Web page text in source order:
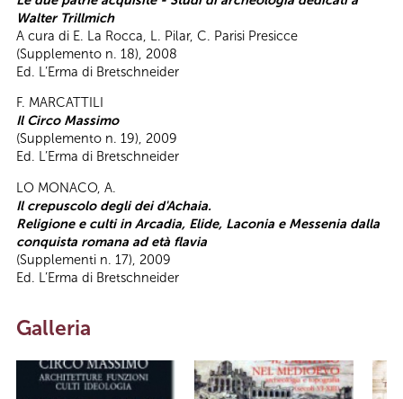
Walter Trillmich
A cura di E. La Rocca, L. Pilar, C. Parisi Presicce
(Supplemento n. 18), 2008
Ed. L’Erma di Bretschneider
F. MARCATTILI
Il Circo Massimo
(Supplemento n. 19), 2009
Ed. L’Erma di Bretschneider
LO MONACO, A.
Il crepuscolo degli dei d'Achaia.
Religione e culti in Arcadia, Elide, Laconia e Messenia dalla
conquista romana ad età flavia
(Supplementi n. 17), 2009
Ed. L’Erma di Bretschneider
Galleria